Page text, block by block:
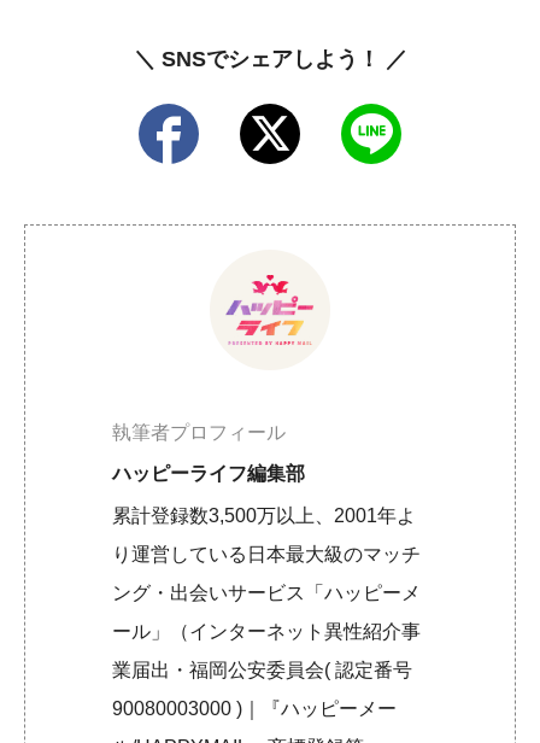
＼ SNSでシェアしよう！ ／
執筆者プロフィール
ハッピーライフ編集部
累計登録数3,500万以上、2001年よ
り運営している日本最大級のマッチ
ング・出会いサービス「ハッピーメ
ール」（インターネット異性紹介事
業届出・福岡公安委員会( 認定番号
90080003000 )｜『ハッピーメー